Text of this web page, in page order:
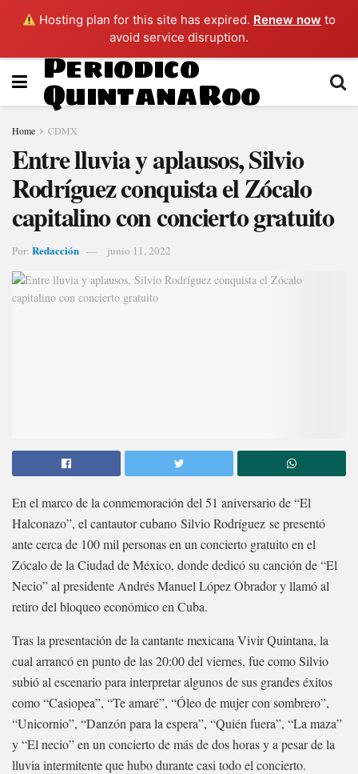
Hosting plan for this site has expired. Renew now to
avoid service disruption.
Periodico
QuintanaRoo
Home CDMX
Entre lluvia y aplausos, Silvio
Rodríguez conquista el Zócalo
capitalino con concierto gratuito
Por: Redacción junio 11, 2022
En el marco de la conmemoración del 51 aniversario de “El
Halconazo”, el cantautor cubano Silvio Rodríguez se presentó
ante cerca de 100 mil personas en un concierto gratuito en el
Zócalo de la Ciudad de México, donde dedicó su canción de “El
Necio” al presidente Andrés Manuel López Obrador y llamó al
retiro del bloqueo económico en Cuba.
Tras la presentación de la cantante mexicana Vivir Quintana, la
cual arrancó en punto de las 20:00 del viernes, fue como Silvio
subió al escenario para interpretar algunos de sus grandes éxitos
como “Casiopea”, “Te amaré”, “Óleo de mujer con sombrero”,
“Unicornio”, “Danzón para la espera”, “Quién fuera”, “La maza”
y “El necio” en un concierto de más de dos horas y a pesar de la
lluvia intermitente que hubo durante casi todo el concierto.